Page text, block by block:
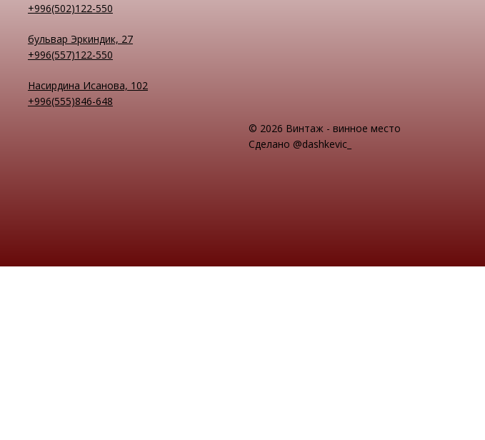
+996(502)122-550
бульвар Эркиндик, 27
+996(557)122-550
Насирдина Исанова, 102
+996(555)846-648
© 2026 Винтаж - винное место
Сделано @dashkevic_